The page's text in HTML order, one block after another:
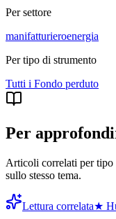
Per settore
manifatturieroenergia
Per tipo di strumento
Tutti i Fondo perduto
Per
Articoli correlati per tipo
sullo stesso tema.
Lettura correlata★